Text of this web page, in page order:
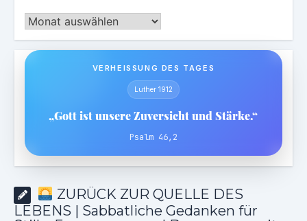
Archiv
VERHEISSUNG DES TAGES
Luther 1912
„Gott ist unsere Zuversicht und Stärke.“
Psalm 46,2
ZURÜCK ZUR QUELLE DES
LEBENS | Sabbatliche Gedanken für